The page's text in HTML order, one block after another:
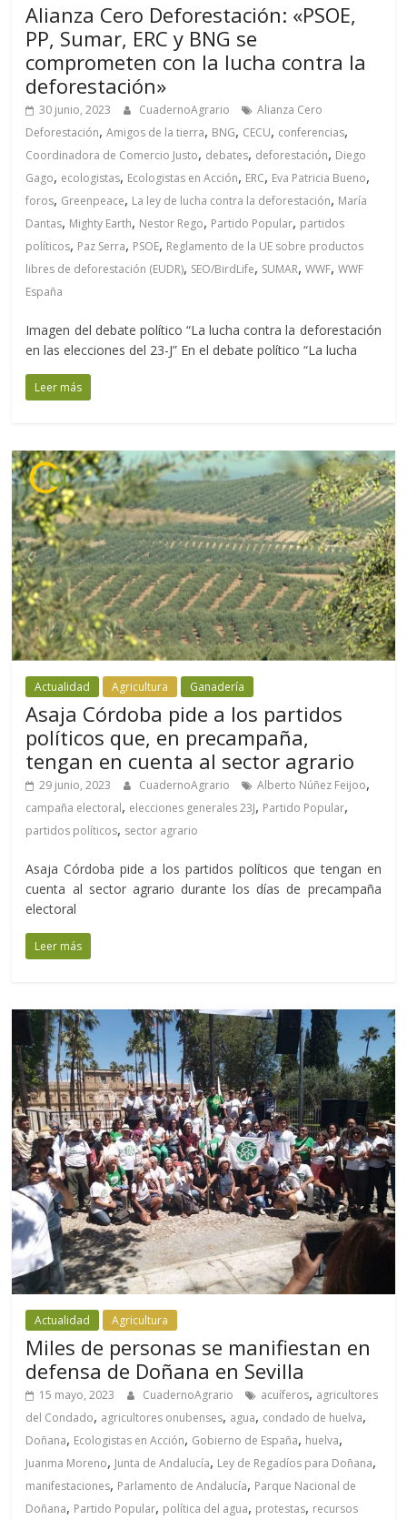
Alianza Cero Deforestación: «PSOE,
PP, Sumar, ERC y BNG se
comprometen con la lucha contra la
deforestación»
30 junio, 2023 CuadernoAgrario
Alianza Cero
Deforestación,Amigos de la tierra, BNG, CECU, conferencias,
Coordinadora de Comercio Justo, debates, deforestación, Diego
Gago, ecologistas, Ecologistas en Acción, ERC, Eva Patricia Bueno,
foros, Greenpeace, La ley de lucha contra la deforestación, María
Dantas, Mighty Earth, Nestor Rego, Partido Popular, partidos
políticos, Paz Serra, PSOE, Reglamento de la UE sobre productos
libres de deforestación (EUDR), SEO/BirdLife, SUMAR,WWF,WWF
España
Imagen del debate político “La lucha contra la deforestación
en las elecciones del 23-J” En el debate político “La lucha
Leer más
Actualidad Agricultura Ganadería
Asaja Córdoba pide a los partidos
políticos que, en precampaña,
tengan en cuenta al sector agrario
29 junio, 2023 CuadernoAgrario Alberto Núñez Feijoo,
campaña electoral, elecciones generales 23J, Partido Popular,
partidos políticos, sector agrario
Asaja Córdoba pide a los partidos políticos que tengan en
cuenta al sector agrario durante los días de precampaña
electoral
Leer más
Actualidad Agricultura
Miles de personas se manifiestan en
defensa de Doñana en Sevilla
15 mayo, 2023 CuadernoAgrario acuíferos, agricultores
del Condado, agricultores onubenses, agua, condado de huelva,
Doñana, Ecologistas en Acción, Gobierno de España, huelva,
Juanma Moreno, Junta de Andalucía, Ley de Regadíos para Doñana,
manifestaciones, Parlamento de Andalucía, Parque Nacional de
Doñana, Partido Popular, política del agua, protestas, recursos